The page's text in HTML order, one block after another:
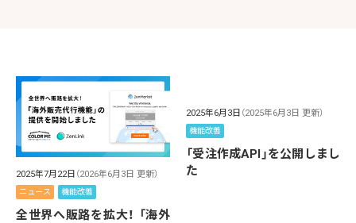
2025年7月22日 （2026年6月3日 更新）
ニュース 機能改善
全世界へ販路を拡大！ 「海外
2025年6月3日 （2025年6月3日 更新）
機能改善
「受注作成API」を公開しまし
た